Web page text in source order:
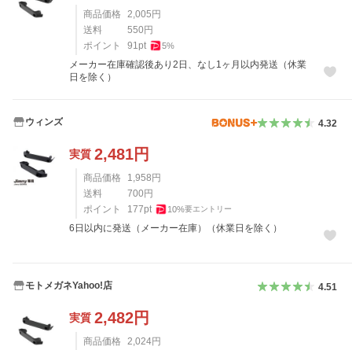
商品価格 2,005円
送料
550円
ポイント
91 pt 5%
メーカー在庫確認後あり2日、なし1ヶ月以内発送（休業
日を除く）
ウィンズ 4.32
実質 2,481円
商品価格 1,958円
送料
700円
ポイント
177pt 10%要エントリー
6日以内に発送（メーカー在庫）（休業日を除く）
モトメガネYahoo!店 4.51
実質 2,482円
商品価格 2,024円